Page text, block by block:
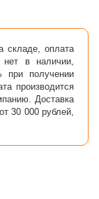
складе, оплата
в наличии,
при получении
производится
Доставка
30 000 рублей,